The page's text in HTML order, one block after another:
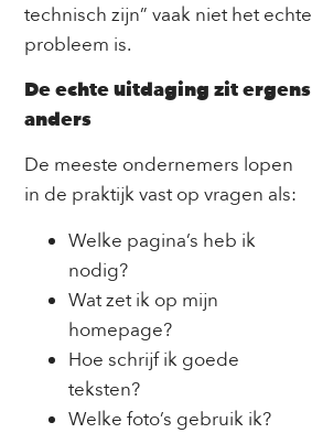
technisch zijn” vaak niet het echte
probleem is.
De echte uitdaging zit ergens
anders
De meeste ondernemers lopen
in de praktijk vast op vragen als:
Welke pagina’s heb ik
nodig?
Wat zet ik op mijn
homepage?
Hoe schrijf ik goede
teksten?
Welke foto’s gebruik ik?